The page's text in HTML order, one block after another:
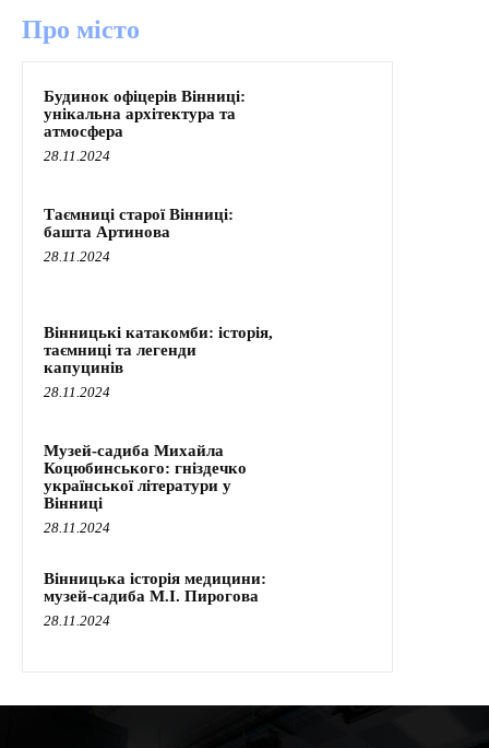
Про місто
Будинок офіцерів Вінниці:
унікальна архітектура та
атмосфера
28.11.2024
Таємниці старої Вінниці:
башта Артинова
28.11.2024
Вінницькі катакомби: історія,
таємниці та легенди
капуцинів
28.11.2024
Музей-садиба Михайла
Коцюбинського: гніздечко
української літератури у
Вінниці
28.11.2024
Вінницька історія медицини:
музей-садиба М.І. Пирогова
28.11.2024